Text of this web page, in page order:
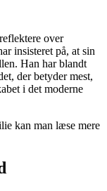
over
insisteret på, at sin
Han har blandt
der betyder mest,
i det moderne
kan man læse mere